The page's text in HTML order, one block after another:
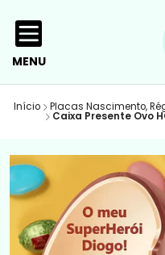
MENU
Início Placas Nascimento,
Caixa Presente Ovo